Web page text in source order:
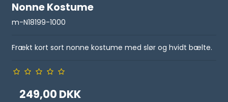
Nonne Kostume
m-N18199-1000
Frækt kort sort nonne kostume med slør og hvidt bælte.
249,00 DKK